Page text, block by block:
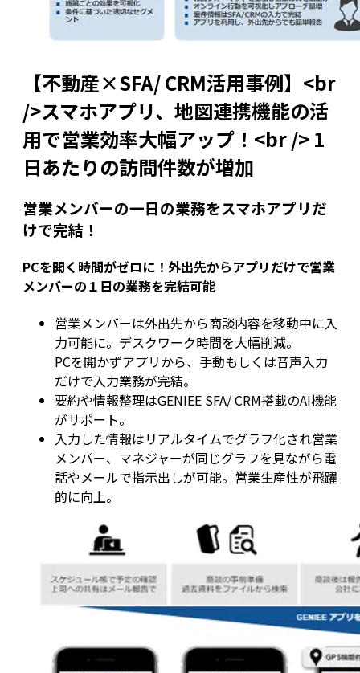
【不動産×SFA/ CRM活用事例】<br
/>スマホアプリ、地図連携機能の活
用で営業効率大幅アップ！<br /> 1
日あたりの訪問件数が増加
営業メンバーの一日の業務をスマホアプリだ
けで完結！
PCを開く時間がゼロに！外出先からアプリだけで営業
メンバーの１日の業務を完結可能
営業メンバーは外出先から商談内容を移動中に入
力可能に。デスクワーク時間を大幅削減。
PCを開かずアプリから、手動もしくは音声入力
だけで入力業務が完結。
要約や情報整理はGENIEE SFA/ CRM搭載のAI機能
がサポート。
入力した情報はリアルタイムでグラフ化され営業
メンバー、マネジャーが同じグラフを見ながら電
話やメールで指示出しが可能。営業生産性が飛躍
的に向上。